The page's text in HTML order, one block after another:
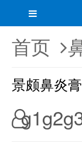
首页
景颇鼻炎